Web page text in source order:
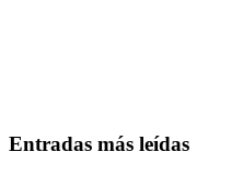
Entradas más leídas